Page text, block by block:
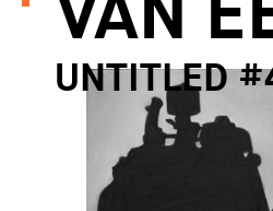
UNTITLED